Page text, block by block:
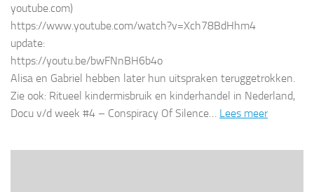
youtube.com)
https://www.youtube.com/watch?v=Xch78BdHhm4
update:
https://youtu.be/bwFNnBH6b4o
Alisa en Gabriel hebben later hun uitspraken teruggetrokken.
Zie ook: Ritueel kindermisbruik en kinderhandel in Nederland,
Docu v/d week #4 – Conspiracy Of Silence… Lees meer